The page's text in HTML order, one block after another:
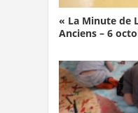
« La Minute de
Anciens – 6